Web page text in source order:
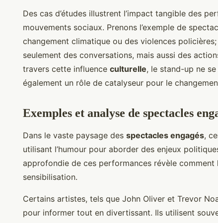
Des cas d’études illustrent l’impact tangible des
mouvements sociaux. Prenons l’exemple de
changement climatique ou des violences
seulement des conversations, mais aussi des
travers cette influence culturelle, le stand-up ne
également un rôle de catalyseur pour le
Exemples et analyse de spectacles
Dans le vaste paysage des spectacles engagés,
utilisant l’humour pour aborder des enjeux
approfondie de ces performances révèle comment
sensibilisation.
Certains artistes, tels que John Oliver et Trevor
pour informer tout en divertissant. Ils utilisent